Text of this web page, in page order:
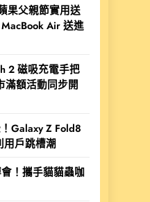
果父親節實用送
Air 送進
2 磁吸充電手把
滿額活動同步開
Galaxy Z Fold8
用戶跳槽潮
！攜手貓貓蟲咖